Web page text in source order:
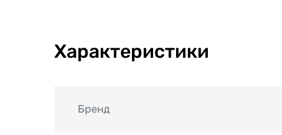
Характеристики
Бренд